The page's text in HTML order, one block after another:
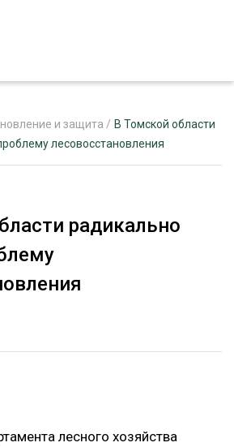
и защита / В Томской области
лесовосстановления
радикально
лесного хозяйства